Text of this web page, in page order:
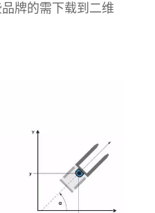
牌的需下载到二维